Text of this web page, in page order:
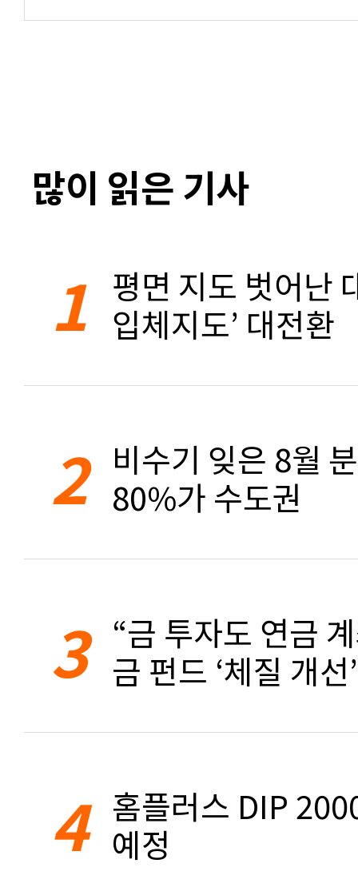
많이 읽은 기사
1 평면 지도 벗어난
입체지도’ 대전환
2 비수기 잊은 8월
80%가 수도권
3 “금 투자도 연금
금 펀드 ‘체질 개선’
4 홈플러스 DIP
예정